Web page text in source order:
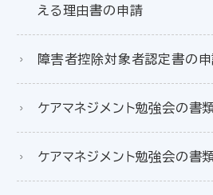
える理由書の申請
障害者控除対象者認定書の申
ケアマネジメント勉強会の書類
ケアマネジメント勉強会の書